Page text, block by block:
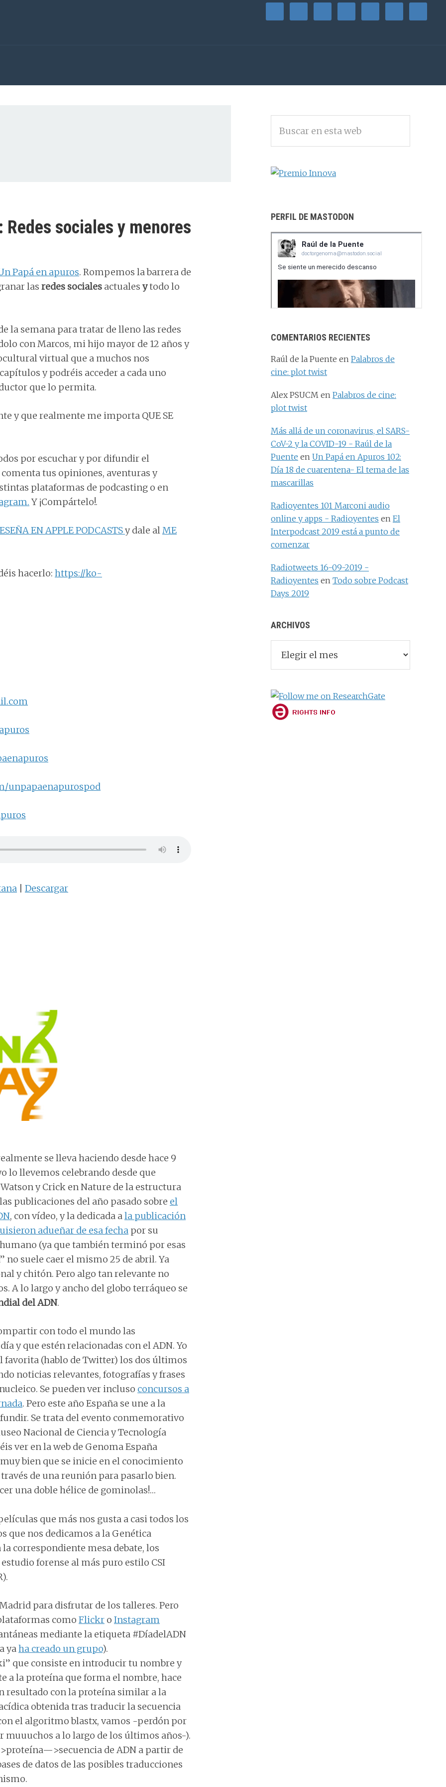
Redes sociales y menores
Papá en apuros. Rompemos la barrera de
las redes sociales actuales ytodo lo
la semana para tratar de lleno las redes
con Marcos, mi hijo mayor de 12 años y
virtual que a muchos nos
y podréis acceder a cada uno
que lo permita.
y que realmente me importa QUE SE
por escuchar y por difundir el
tus opiniones, aventuras y
plataformas de podcasting o en
Y ¡Compártelo!.
EN APPLE PODCASTSy dale alME
hacerlo: https://ko-
unpapaenapurospod
Descargar
se lleva haciendo desde hace 9
lo llevemos celebrando desde que
y Crick en Nature de la estructura
publicaciones del año pasado sobre el
, con vídeo, y la dedicada ala publicación
adueñar de esa fecha por su
(ya que también terminó por esas
no suele caer el mismo 25 de abril. Ya
y chitón. Pero algo tan relevante no
A lo largo y ancho del globo terráqueo se
del ADN.
con todo el mundo las
y que estén relacionadas con el ADN. Yo
favorita (hablo de Twitter) los dos últimos
noticias relevantes, fotografías y frases
Se pueden ver incluso concursos a
. Pero este año España se une a la
Se trata del evento conmemorativo
Nacional de Ciencia y Tecnología
ver en la web de Genoma España
muy bien que se inicie en el conocimiento
de una reunión para pasarlo bien.
una doble hélice de gominolas!…
que más nos gusta a casi todos los
que nos dedicamos a la Genética
correspondiente mesa debate, los
forense al más puro estilo CSI
para disfrutar de los talleres. Pero
como Flickr o Instagram
mediante la etiqueta #DíadelADN
yaha creado un grupo).
que consiste en introducir tu nombre y
a la proteína que forma el nombre, hace
resultado con la proteína similar a la
obtenida tras traducir la secuencia
el algoritmo blastx, vamos -perdón por
muuuchos a lo largo de los últimos años-).
de ADN a partir de
de datos de las posibles traducciones
BARRA
LATERAL
PRINCIPAL
en
esta
PERFIL DE MASTODON
COMENTARIOS RECIENTES
Raúl de la Puente en Palabros de
cine: plot twist
Alex PSUCM en Palabros de cine:
plot twist
Más allá de un coronavirus, el SARS-
CoV-2 y la COVID-19 - Raúl de la
Puente en Un Papá en Apuros 102:
Día 18 de cuarentena- El tema de las
mascarillas
Radioyentes 101 Marconi audio
online y apps - Radioyentes en El
Interpodcast 2019 está a punto de
comenzar
Radiotweets 16-09-2019 -
Radioyentes en Todo sobre Podcast
Days 2019
ARCHIVOS